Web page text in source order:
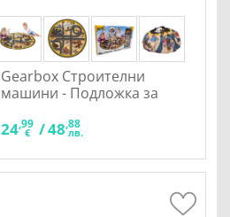
Gearbox Строителни
машини - Подложка за
24,99
€ /48,88
лв.